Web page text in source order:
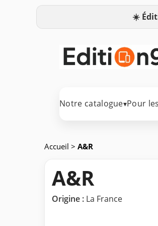
☀️
Notre catalogue▾Pour
Accueil > A&R
A&R
Origine : La France